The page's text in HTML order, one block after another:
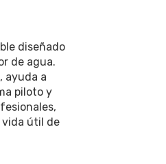
diseñado
de agua.
ayuda a
piloto y
vida útil de